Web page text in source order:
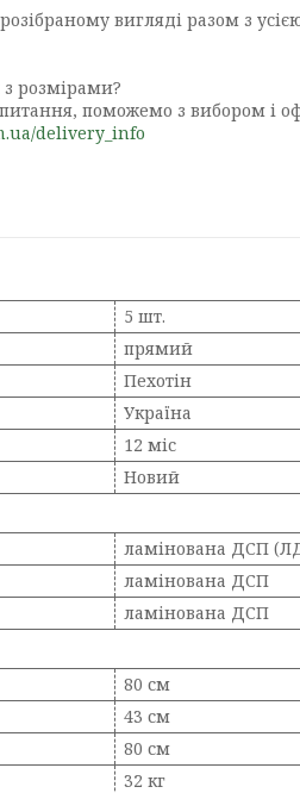
вигляді разом з
з розмірами?
поможемо з вибором і
delivery_info
5 шт.
прямий
Пехотін
Україна
12 міс
Новий
ламінована ДСП
ламінована ДСП
ламінована ДСП
80 см
43 см
80 см
32 кг